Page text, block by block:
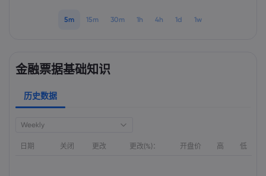
5m 15m 30m 1h 4h 1d 1w
金融票据基础知识
历史数据
Weekly
日期 关闭 更改 更改(%)： 开盘价 高 低